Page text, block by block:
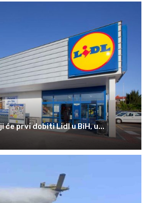
će prvi dobiti Lidl u BiH, u...